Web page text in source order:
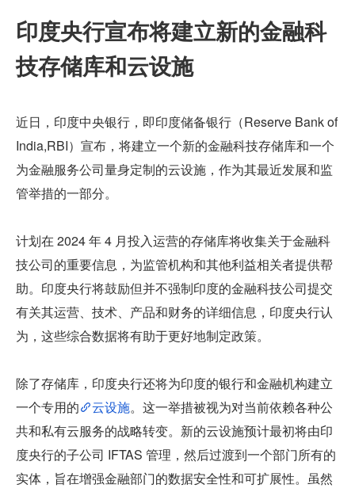
印度央行宣布将建立新的金融科
技存储库和云设施
近日，印度中央银行，即印度储备银行（Reserve Bank of
India,RBI）宣布，将建立一个新的金融科技存储库和一个
为金融服务公司量身定制的云设施，作为其最近发展和监
管举措的一部分。
计划在 2024 年 4 月投入运营的存储库将收集关于金融科
技公司的重要信息，为监管机构和其他利益相关者提供帮
助。印度央行将鼓励但并不强制印度的金融科技公司提交
有关其运营、技术、产品和财务的详细信息，印度央行认
为，这些综合数据将有助于更好地制定政策。
除了存储库，印度央行还将为印度的银行和金融机构建立
一个专用的
云设施。这一举措被视为对当前依赖各种公
共和私有云服务的战略转变。新的云设施预计最初将由印
度央行的子公司 IFTAS 管理，然后过渡到一个部门所有的
实体，旨在增强金融部门的数据安全性和可扩展性。虽然